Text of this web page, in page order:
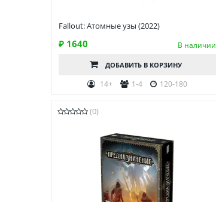
Fallout: Атомные узы (2022)
₽ 1640 В наличии
ДОБАВИТЬ В КОРЗИНУ
14+ 1-4 120-180
(0)